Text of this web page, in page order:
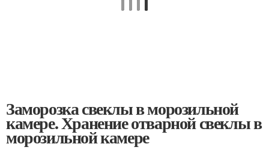
Заморозка свеклы в морозильной
камере. Хранение отварной свеклы в
морозильной камере